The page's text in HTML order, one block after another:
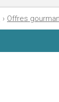
› Offres